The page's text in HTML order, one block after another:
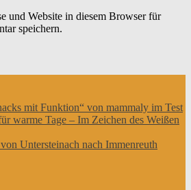
und Website in diesem Browser für
speichern.
mit Funktion“ von mammaly im Test
warme Tage – Im Zeichen des Weißen
Untersteinach nach Immenreuth